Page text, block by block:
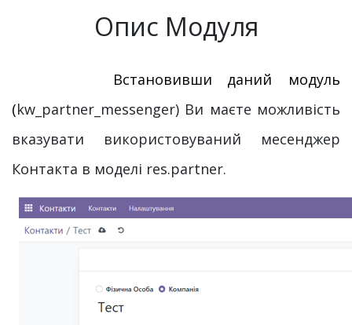
Опис Модуля
Встановивши даний
модуль
(kw_partner_messenger) Ви маєте можливість
вказувати використовуваний месенджер
Контакта в моделі res.partner.